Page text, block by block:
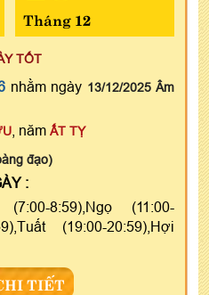
Tháng 12
TỐT
nhằm ngày 13/12/2025 Âm
, năm ẤT TỴ
đạo)
:
8:59),Ngọ (11:00-
(19:00-20:59),Hợi
TIẾT